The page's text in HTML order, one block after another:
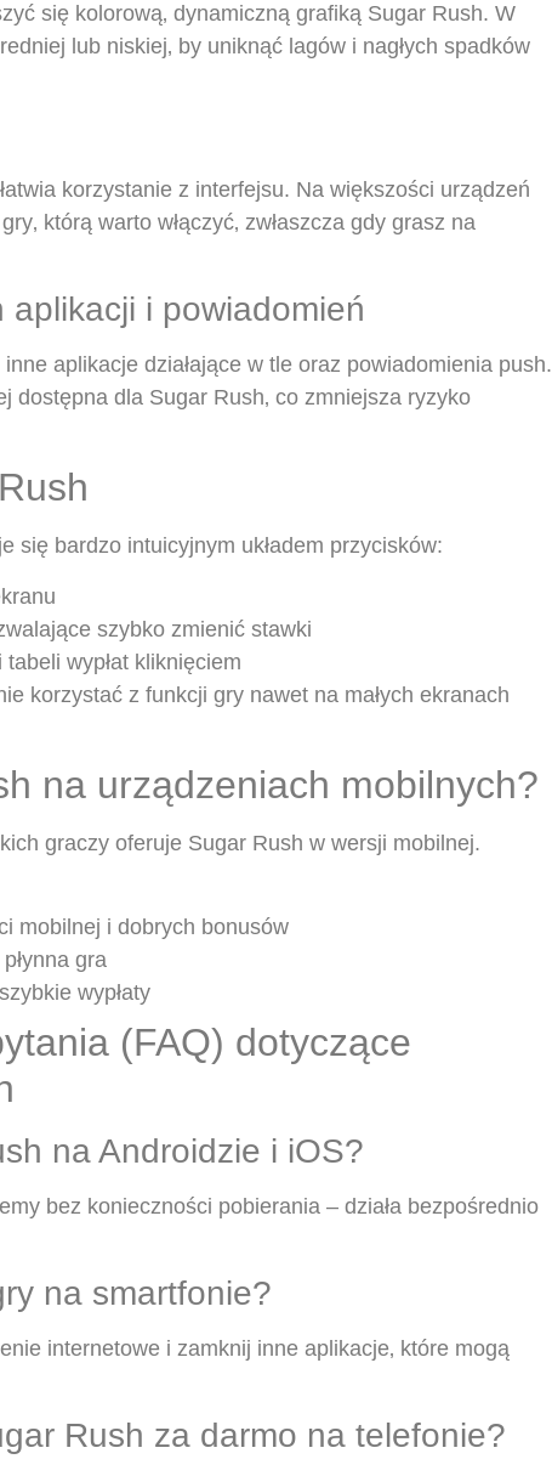
się kolorową‚ dynamiczną grafiką Sugar Rush. W
lub niskiej‚ by uniknąć lagów i nagłych spadków
korzystanie z interfejsu. Na większości urządzeń
którą warto włączyć‚ zwłaszcza gdy grasz na
aplikacji i powiadomień
inne aplikacje działające w tle oraz powiadomienia push.
dostępna dla Sugar Rush‚ co zmniejsza ryzyko
się bardzo intuicyjnym układem przycisków:
szybko zmienić stawki
wypłat kliknięciem
korzystać z funkcji gry nawet na małych ekranach
na urządzeniach mobilnych?
graczy oferuje Sugar Rush w wersji mobilnej.
mobilnej i dobrych bonusów
gra
wypłaty
(FAQ) dotyczące
na Androidzie i iOS?
bez konieczności pobierania – działa bezpośrednio
na smartfonie?
internetowe i zamknij inne aplikacje‚ które mogą
Rush za darmo na telefonie?